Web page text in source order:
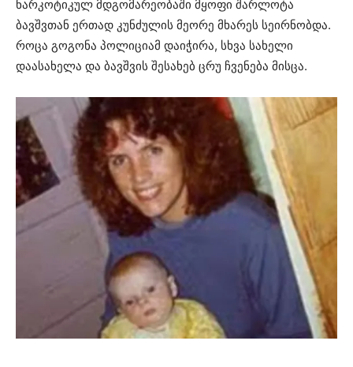
ნარკოტიკულ მდგომარეობაში მყოფი შარლოტა
ბავშვთან ერთად კუნძულის მეორე მხარეს სეირნობდა.
როცა გოგონა პოლიციამ დაიჭირა, სხვა სახელი
დაასახელა და ბავშვის შესახებ ცრუ ჩვენება მისცა.